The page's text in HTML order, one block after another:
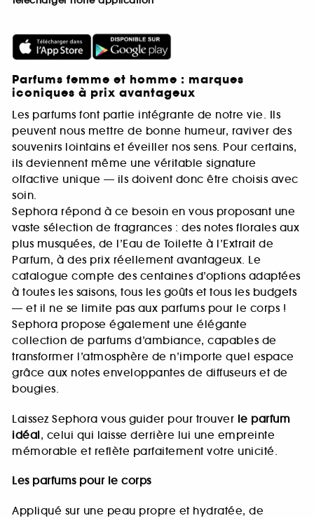
Parfums femme et homme : marques
iconiques à prix avantageux
Les parfums font partie intégrante de notre vie. Ils
peuvent nous mettre de bonne humeur, raviver des
souvenirs lointains et éveiller nos sens. Pour certains,
ils deviennent même une véritable signature
olfactive unique — ils doivent donc être choisis avec
soin.
Sephora répond à ce besoin en vous proposant une
vaste sélection de fragrances : des notes florales aux
plus musquées, de l’Eau de Toilette à l’Extrait de
Parfum, à des prix réellement avantageux. Le
catalogue compte des centaines d’options adaptées
à toutes les saisons, tous les goûts et tous les budgets
— et il ne se limite pas aux parfums pour le corps !
Sephora propose également une élégante
collection de parfums d’ambiance, capables de
transformer l’atmosphère de n’importe quel espace
grâce aux notes enveloppantes de diffuseurs et de
bougies.
Laissez Sephora vous guider pour trouver le parfum
idéal, celui qui laisse derrière lui une empreinte
mémorable et reflète parfaitement votre unicité.
Les parfums pour le corps
Appliqué sur une peau propre et hydratée, de